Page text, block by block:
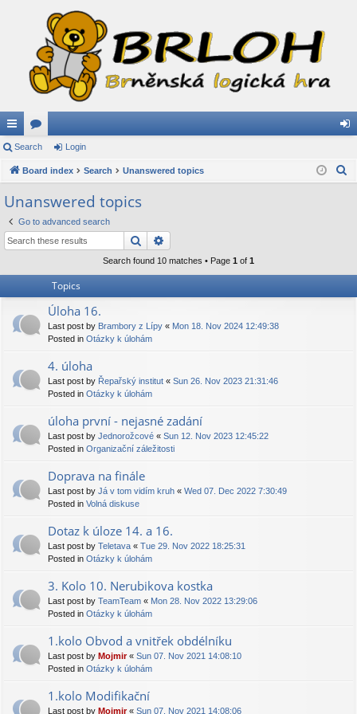
ui
ck
lin
ks
or
u
s
in
Search Login
Board index Search Unanswered topics
Unanswered topics
Go to advanced search
Search
Search found 10 matches • Page 1 of 1
Topics
Úloha 16.
Last post by Brambory z Lípy « Mon 18. Nov 2024 12:49:38
Posted in Otázky k úlohám
4. úloha
Last post by Řepařský institut « Sun 26. Nov 2023 21:31:46
Posted in Otázky k úlohám
úloha první - nejasné zadání
Last post by Jednorožcové « Sun 12. Nov 2023 12:45:22
Posted in Organizační záležitosti
Doprava na finále
Last post by Já v tom vidím kruh « Wed 07. Dec 2022 7:30:49
Posted in Volná diskuse
Dotaz k úloze 14. a 16.
Last post by Teletava « Tue 29. Nov 2022 18:25:31
Posted in Otázky k úlohám
3. Kolo 10. Nerubikova kostka
Last post by TeamTeam « Mon 28. Nov 2022 13:29:06
Posted in Otázky k úlohám
1.kolo Obvod a vnitřek obdélníku
Last post by Mojmir« Sun 07. Nov 2021 14:08:10
Posted in Otázky k úlohám
1.kolo Modifikační
Last post by Mojmir« Sun 07. Nov 2021 14:08:06